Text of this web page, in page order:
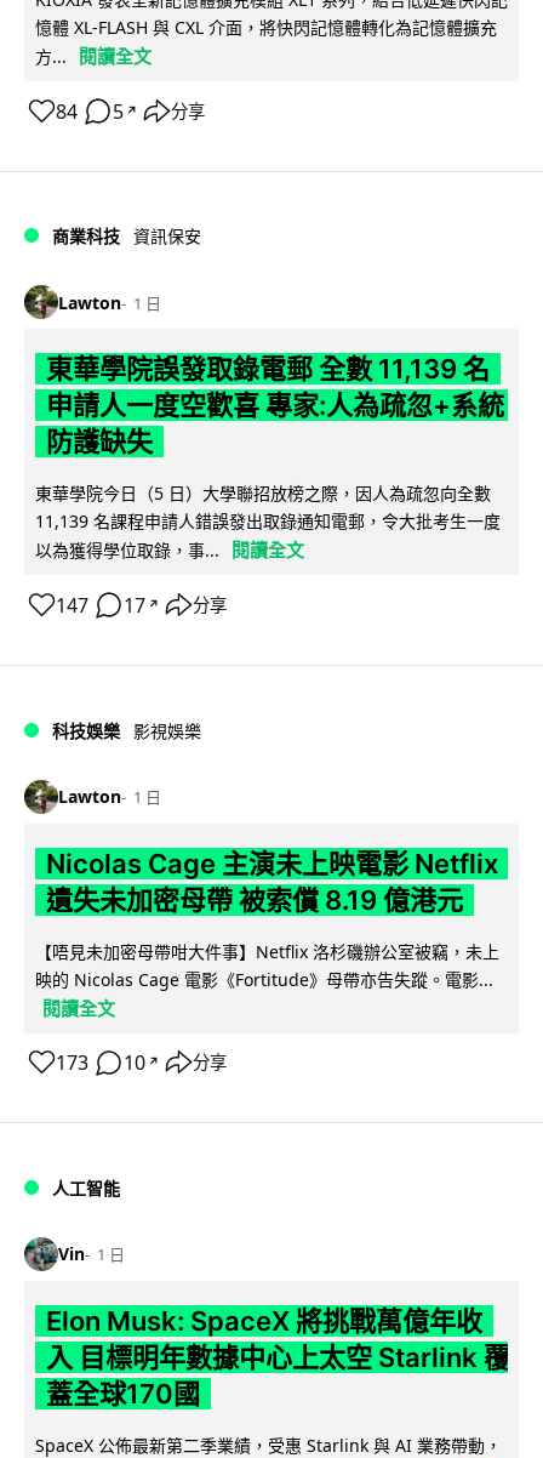
憶體 XL-FLASH 與 CXL 介面，將快閃記憶體轉化為記憶體擴充
方...
閱讀全文
84 5 ↗ 分享
商業科技 資訊保安
Lawton 1 日
東華學院誤發取錄電郵 全數 11,139 名
申請人一度空歡喜 專家:人為疏忽+系統
防護缺失
東華學院今日（5 日）大學聯招放榜之際，因人為疏忽向全數
11,139 名課程申請人錯誤發出取錄通知電郵，令大批考生一度
以為獲得學位取錄，事...
閱讀全文
147 17 ↗ 分享
科技娛樂 影視娛樂
Lawton 1 日
Nicolas Cage 主演未上映電影 Netflix
遺失未加密母帶 被索償 8.19 億港元
【唔見未加密母帶咁大件事】Netflix 洛杉磯辦公室被竊，未上
映的 Nicolas Cage 電影《Fortitude》母帶亦告失蹤。電影...
閱讀全文
173 10 ↗ 分享
人工智能
Vin 1 日
Elon Musk: SpaceX 將挑戰萬億年收
入 目標明年數據中心上太空 Starlink 覆
蓋全球170國
SpaceX 公佈最新第二季業績，受惠 Starlink 與 AI 業務帶動，